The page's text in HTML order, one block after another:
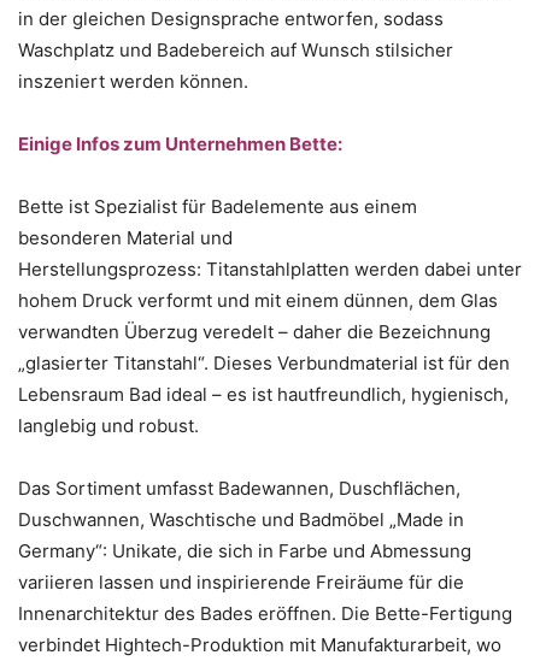
in der gleichen Designsprache entworfen, sodass
Waschplatz und Badebereich auf Wunsch stilsicher
inszeniert werden können.
Einige Infos zum Unternehmen Bette:
Bette ist Spezialist für Badelemente aus einem
besonderen Material und
Herstellungsprozess: Titanstahlplatten werden dabei unter
hohem Druck verformt und mit einem dünnen, dem Glas
verwandten Überzug veredelt – daher die Bezeichnung
„glasierter Titanstahl“. Dieses Verbundmaterial ist für den
Lebensraum Bad ideal – es ist hautfreundlich, hygienisch,
langlebig und robust.
Das Sortiment umfasst Badewannen, Duschflächen,
Duschwannen, Waschtische und Badmöbel „Made in
Germany“: Unikate, die sich in Farbe und Abmessung
variieren lassen und inspirierende Freiräume für die
Innenarchitektur des Bades eröffnen. Die Bette-Fertigung
verbindet Hightech-Produktion mit Manufakturarbeit, wo